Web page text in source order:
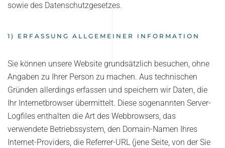
sowie des Datenschutzgesetzes.
1) ERFASSUNG ALLGEMEINER INFORMATION
Sie können unsere Website grundsätzlich besuchen, ohne
Angaben zu Ihrer Person zu machen. Aus technischen
Gründen allerdings erfassen und speichern wir Daten, die
Ihr Internetbrowser übermittelt. Diese sogenannten Server-
Logfiles enthalten die Art des Webbrowsers, das
verwendete Betriebssystem, den Domain-Namen Ihres
Internet-Providers, die Referrer-URL (jene Seite, von der Sie